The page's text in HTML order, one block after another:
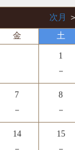
次月
＞
金 土
1
－
7
－
8
－
14
15